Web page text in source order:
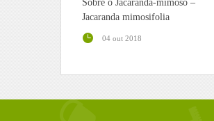
Sobre o Jacarandá-mimoso –
Jacaranda mimosifolia
04 out 2018